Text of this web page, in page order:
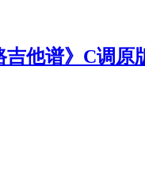
吉他谱》C调原